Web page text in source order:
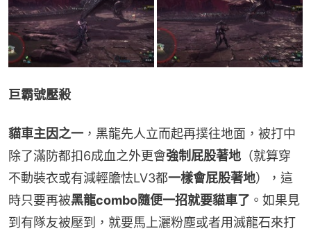
巨霸號壓殺
貓車主因之一 ，黑龍先人立而起再撲往地面，被打中
除了滿防都扣6成血之外更會強制屁股著地 （就算穿
不動裝衣或有減輕膽怯LV3都一樣會屁股著地），這
時只要再被黑龍combo隨便一招就要貓車了 。如果見
到有隊友被壓到，就要馬上灑粉塵或者用滅龍石來打